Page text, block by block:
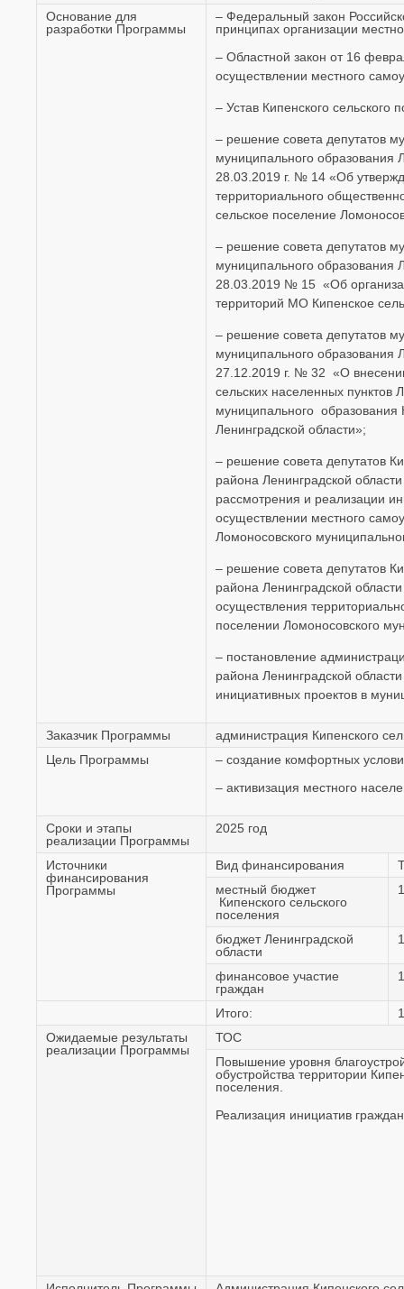
Основание для
разработки Программы
– Федеральный закон
принципах организации
– Областной закон от 16
осуществлении местного
– Устав Кипенского сельского
– решение совета депутатов
муниципального образования
28.03.2019 г. № 14 «Об
территориального
сельское поселение
– решение совета депутатов
муниципального образования
28.03.2019 № 15 «Об
территорий МО Кипенское
– решение совета депутатов
муниципального образования
27.12.2019 г. № 32 «О
сельских населенных пунктов
муниципального образования
Ленинградской области»;
– решение совета депутатов
района Ленинградской
рассмотрения и реализации
осуществлении местного
Ломоносовского
– решение совета депутатов
района Ленинградской
осуществления
поселении Ломоносовского
– постановление
района Ленинградской
инициативных проектов в
Заказчик Программы
администрация Кипенского
Цель Программы
– создание комфортных
– активизация местного
Сроки и этапы
реализации Программы
2025 год
Источники
финансирования
Программы
Вид финансирования
местный бюджет
Кипенского сельского
поселения
бюджет Ленинградской
области
финансовое участие
граждан
Итого:
Ожидаемые результаты
реализации Программы
ТОС
Повышение уровня
обустройства территории
поселения.
Реализация инициатив